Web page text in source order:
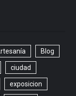
Blog
ciudad
exposicion